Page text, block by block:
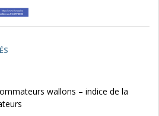
wallons – indice de la